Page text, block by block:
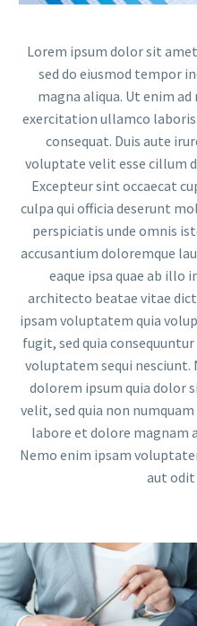
Lorem ipsum dolor sit
sed do eiusmod tempor
magna aliqua. Ut enim
exercitation ullamco
consequat. Duis aute
voluptate velit esse cillum
Excepteur sint occaecat
culpa qui officia deserunt
perspiciatis unde omnis
accusantium doloremque
eaque ipsa quae ab illo
architecto beatae vitae
ipsam voluptatem quia
fugit, sed quia
voluptatem sequi nesciunt.
dolorem ipsum quia dolor
velit, sed quia non
labore et dolore magnam
Nemo enim ipsam
aut